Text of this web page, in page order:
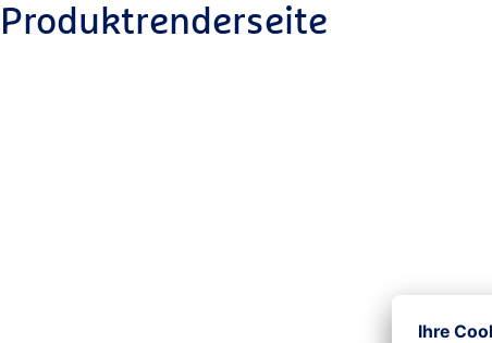
Produktrenderseite